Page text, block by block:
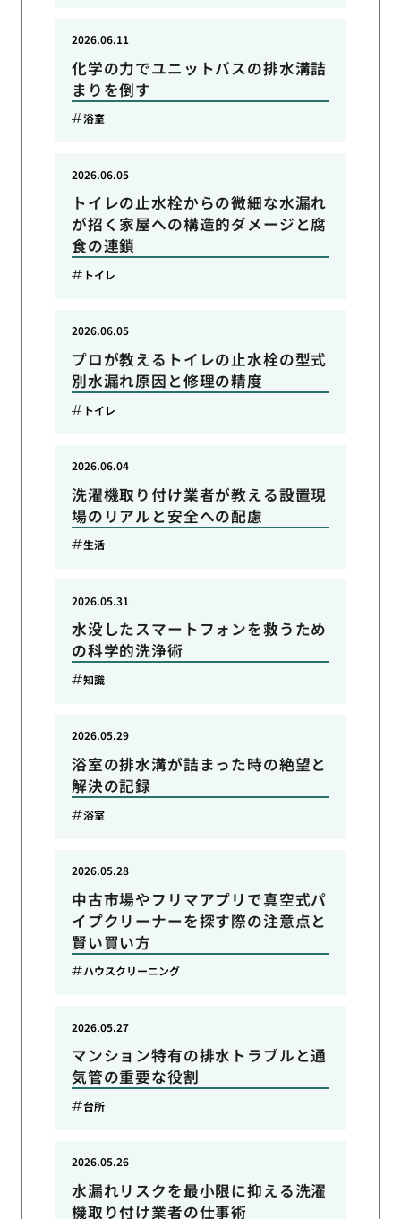
化学の力でユニットバスの排水溝詰
まりを倒す
2026.06.11
浴室
トイレの止水栓からの微細な水漏れ
が招く家屋への構造的ダメージと腐
食の連鎖
2026.06.05
トイレ
プロが教えるトイレの止水栓の型式
別水漏れ原因と修理の精度
2026.06.05
トイレ
洗濯機取り付け業者が教える設置現
場のリアルと安全への配慮
2026.06.04
生活
水没したスマートフォンを救うため
の科学的洗浄術
2026.05.31
知識
浴室の排水溝が詰まった時の絶望と
解決の記録
2026.05.29
浴室
中古市場やフリマアプリで真空式パ
イプクリーナーを探す際の注意点と
賢い買い方
2026.05.28
ハウスクリーニング
マンション特有の排水トラブルと通
気管の重要な役割
2026.05.27
台所
水漏れリスクを最小限に抑える洗濯
機取り付け業者の仕事術
2026.05.26